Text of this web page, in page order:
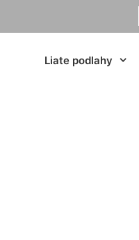
Liate podlahy